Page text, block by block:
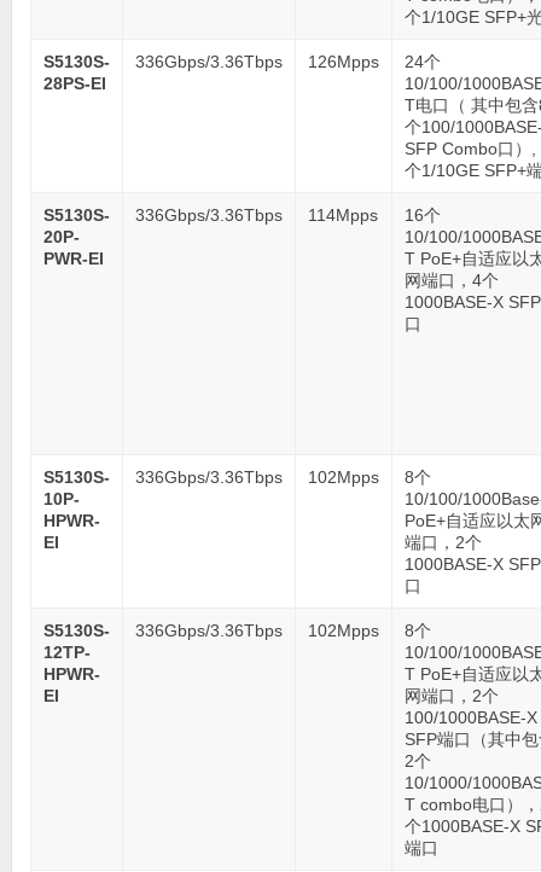
个1/10GE SFP+
S5130S-
28PS-EI
336Gbps/3.36Tbps 126Mpps
24个
10/100/
T电口（ 其中包
个100/
SFP Combo口）,
个1/10GE SFP+
S5130S-
20P-
PWR-EI
336Gbps/3.36Tbps 114Mpps
16个
10/100/
T PoE+自适应以
网端口，4个
1000BASE-X
口
S5130S-
10P-
HPWR-
EI
336Gbps/3.36Tbps 102Mpps
8个
10/100/
PoE+自适应以太
端口，2个
1000BASE-X
口
S5130S-
12TP-
HPWR-
EI
336Gbps/3.36Tbps 102Mpps
8个
10/100/
T PoE+自适应以
网端口，2个
100/1000BASE-X
SFP端口（其中
2个
10/1000/
T combo电口）
个1000BASE-X
端口